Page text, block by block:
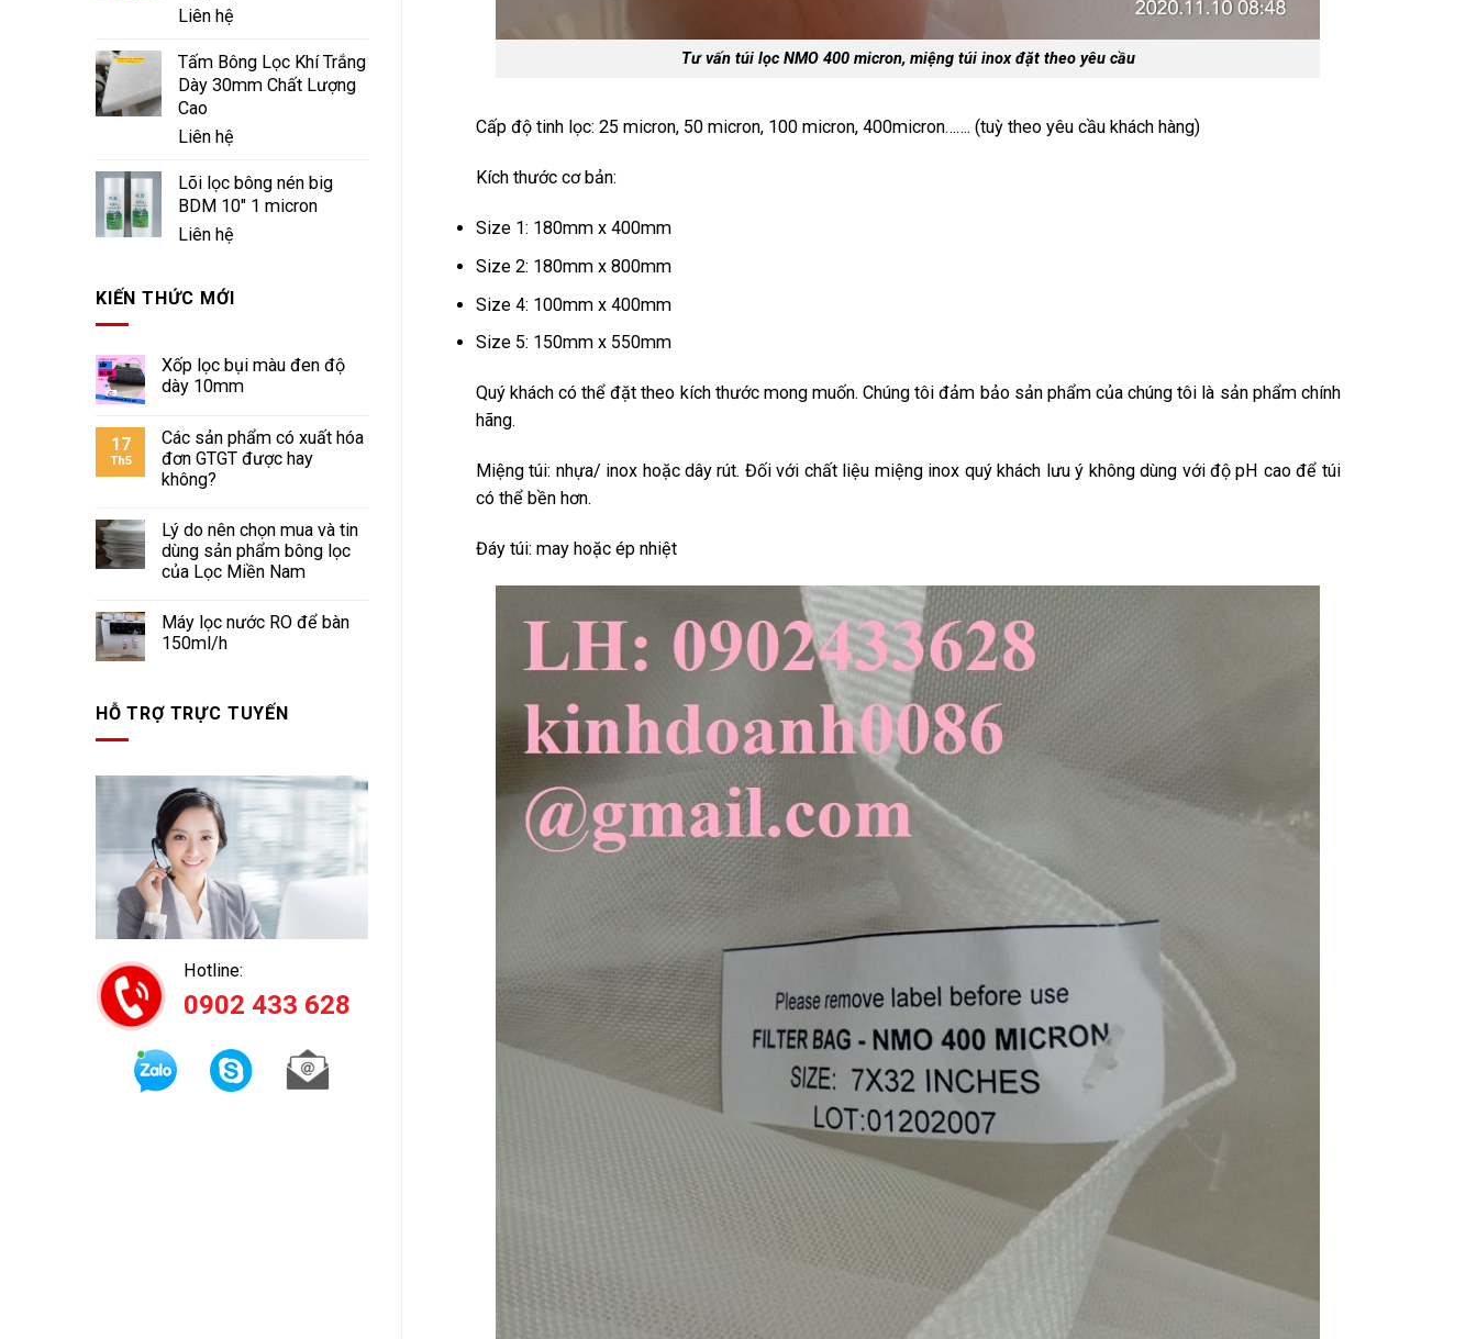
Liên hệ
Tấm Bông Lọc Khí Trắng
Dày 30mm Chất Lượng
Cao
Liên hệ
Lõi lọc bông nén big
BDM 10" 1 micron
Liên hệ
KIẾN THỨC MỚI
Xốp lọc bụi màu đen độ
dày 10mm
17
Th5
Các sản phẩm có xuất hóa
đơn GTGT được hay
không?
Lý do nên chọn mua và tin
dùng sản phẩm bông lọc
của Lọc Miền Nam
Máy lọc nước RO để bàn
150ml/h
HỖ TRỢ TRỰC TUYẾN
Hotline:
0902 433 628
Tư vấn túi lọc NMO 400 micron, miệng túi inox đặt theo yêu cầu
Cấp độ tinh lọc: 25 micron, 50 micron, 100 micron, 400micron……. (tuỳ theo yêu cầu khách hàng)
Kích thước cơ bản:
Size 1: 180mm x 400mm
Size 2: 180mm x 800mm
Size 4: 100mm x 400mm
Size 5: 150mm x 550mm
Quý khách có thể đặt theo kích thước mong muốn.Chúng tôi đảm bảo sản phẩm của chúng tôi là sản phẩm chính
hãng.
Miệng túi: nhựa/ inox hoặc dây rút. Đối với chất liệu miệng inox quý khách lưu ý không dùng với độ pH cao để túi
có thể bền hơn.
Đáy túi: may hoặc ép nhiệt